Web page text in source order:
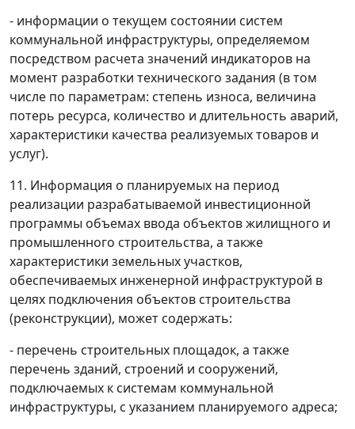
- информации о текущем состоянии систем
коммунальной инфраструктуры, определяемом
посредством расчета значений индикаторов на
момент разработки технического задания (в том
числе по параметрам: степень износа, величина
потерь ресурса, количество и длительность аварий,
характеристики качества реализуемых товаров и
услуг).
11. Информация о планируемых на период
реализации разрабатываемой инвестиционной
программы объемах ввода объектов жилищного и
промышленного строительства, а также
характеристики земельных участков,
обеспечиваемых инженерной инфраструктурой в
целях подключения объектов строительства
(реконструкции), может содержать:
- перечень строительных площадок, а также
перечень зданий, строений и сооружений,
подключаемых к системам коммунальной
инфраструктуры, с указанием планируемого адреса;